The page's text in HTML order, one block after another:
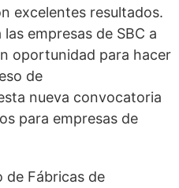
excelentes resultados.
empresas de SBC a
oportunidad para hacer
de
nueva convocatoria
para empresas de
de Fábricas de